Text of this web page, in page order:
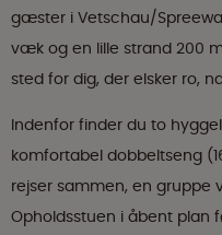
gæster i Vetschau/
væk og en lille strand 200
sted for dig, der elsker ro,
Indenfor finder du to
komfortabel dobbeltseng
rejser sammen, en gruppe
Opholdsstuen i åbent plan